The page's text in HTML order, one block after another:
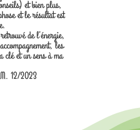
et bien plus,
et le résultat est
de l’énergie,
les
clé et un sens à ma
12/2023